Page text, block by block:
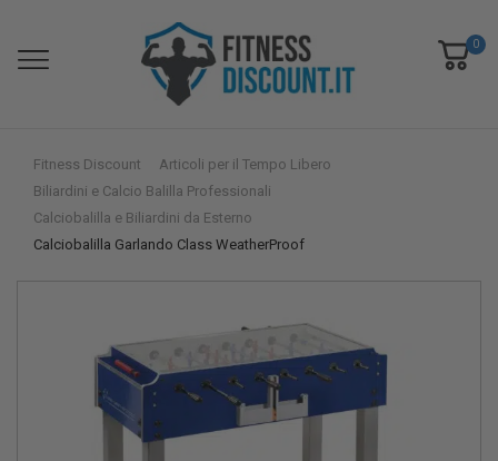
0
Fitness Discount
Articoli per il Tempo Libero
Biliardini e Calcio Balilla Professionali
Calciobalilla e Biliardini da Esterno
Calciobalilla Garlando Class WeatherProof